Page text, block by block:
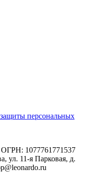
персональных
1077761771537
ул. 11-я Парковая, д.